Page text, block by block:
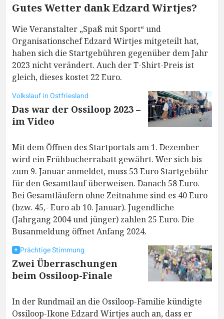
Gutes Wetter dank Edzard Wirtjes?
Wie Veranstalter „Spaß mit Sport“ und
Organisationschef Edzard Wirtjes mitgeteilt hat,
haben sich die Startgebühren gegenüber dem Jahr
2023 nicht verändert. Auch der T-Shirt-Preis ist
gleich, dieses kostet 22 Euro.
Volkslauf in Ostfriesland
Das war der Ossiloop 2023 –
im Video
Mit dem Öffnen des Startportals am 1. Dezember
wird ein Frühbucherrabatt gewährt. Wer sich bis
zum 9. Januar anmeldet, muss 53 Euro Startgebühr
für den Gesamtlauf überweisen. Danach 58 Euro.
Bei Gesamtläufern ohne Zeitnahme sind es 40 Euro
(bzw. 45,- Euro ab 10. Januar). Jugendliche
(Jahrgang 2004 und jünger) zahlen 25 Euro. Die
Busanmeldung öffnet Anfang 2024.
Prächtige Stimmung
Zwei Überraschungen
beim Ossiloop-Finale
In der Rundmail an die Ossiloop-Familie kündigte
Ossiloop-Ikone Edzard Wirtjes auch an, dass er